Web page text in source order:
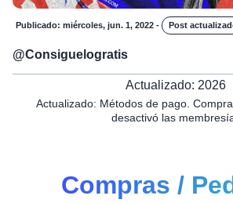
Publicado: miércoles, jun. 1, 2022 - Post
@Consiguelogratis
Actualizado: 2026
Actualizado: Métodos de pago.
desactivó las
Compras /